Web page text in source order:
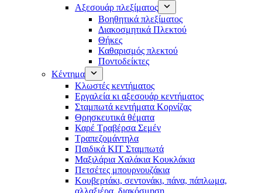
Αξεσουάρ πλεξίματος
Βοηθητικά πλεξίματος
Διακοσμητικά Πλεκτού
Θήκες
Καθαρισμός πλεκτού
Ποντοδείκτες
Κέντημα
Κλωστές κεντήματος
Eργαλεία κι αξεσουάρ κεντήματος
Σταμπωτά κεντήματα Κορνίζας
Θρησκευτικά θέματα
Καρέ Τραβέρσα Σεμέν
Τραπεζομάντηλα
Παιδικά KIT Σταμπωτά
Μαξιλάρια Χαλάκια Κουκλάκια
Πετσέτες μπουρνουζάκια
Κουβερτάκι, σεντονάκι, πάνα, πάπλωμα,
αλλαξιέρα, διακόσμηση